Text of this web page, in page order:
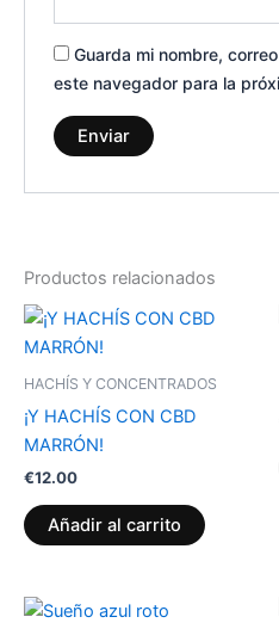
Guarda mi nombre,
este navegador para la
Productos relacionados
HACHÍS Y CONCENTRADOS
¡Y HACHÍS CON CBD
MARRÓN!
€12.00
Añadir al carrito